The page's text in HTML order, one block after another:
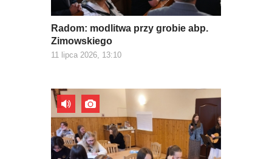
Radom: modlitwa przy grobie abp.
Zimowskiego
11 lipca 2026, 13:10